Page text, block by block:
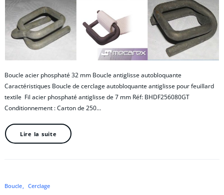
Boucle acier phosphaté 32 mm Boucle antiglisse autobloquante
Caractéristiques Boucle de cerclage autobloquante antiglisse pour feuillard
textile Fil acier phosphaté antiglisse de 7 mm Réf: BHDF256080GT
Conditionnement : Carton de 250…
Lire la suite
Boucle Cerclage